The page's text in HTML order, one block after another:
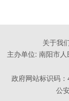
关于我
主办单位: 南阳市
政府网站标识码
公